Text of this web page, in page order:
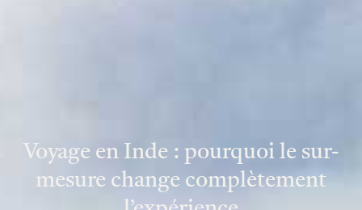
Voyage en Inde : pourquoi le sur-
mesure change complètement